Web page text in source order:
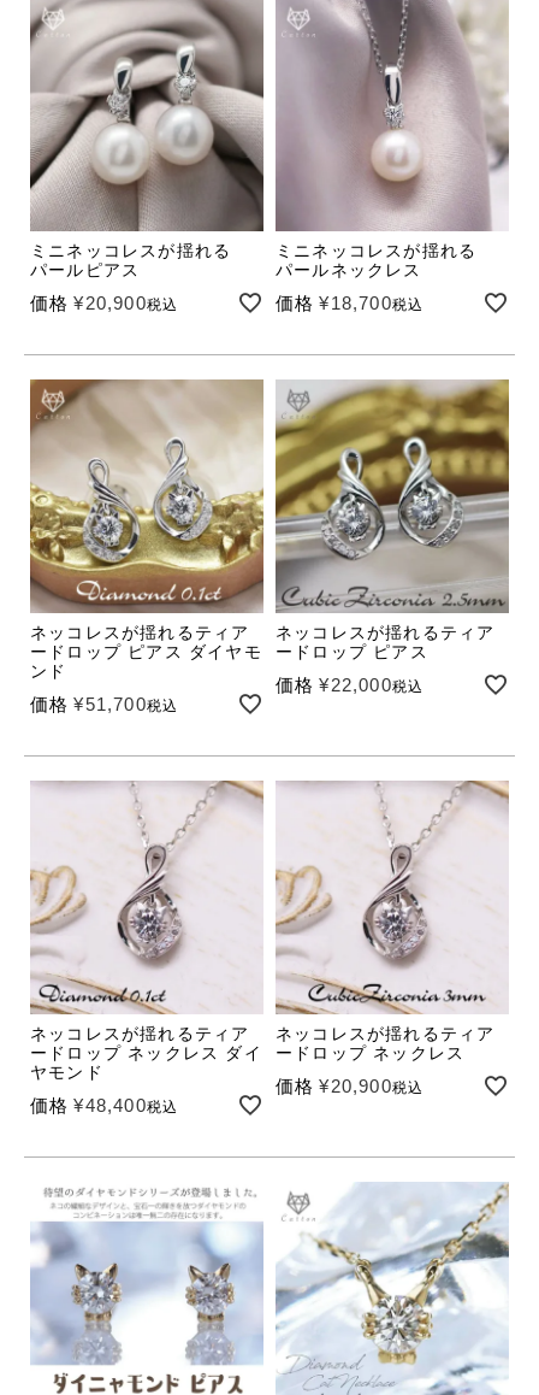
ミニネッコレスが揺れる
パールピアス
価格 ¥20,900税込
ミニネッコレスが揺れる
パールネックレス
価格 ¥18,700税込
ネッコレスが揺れるティア
ードロップ ピアス ダイヤモ
ンド
価格 ¥51,700税込
ネッコレスが揺れるティア
ードロップ ピアス
価格 ¥22,000税込
ネッコレスが揺れるティア
ードロップ ネックレス ダイ
ヤモンド
価格 ¥48,400税込
ネッコレスが揺れるティア
ードロップ ネックレス
価格 ¥20,900税込